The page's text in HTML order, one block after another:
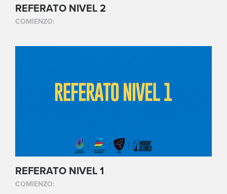
REFERATO NIVEL 2
COMIENZO:
REFERATO NIVEL 1
COMIENZO: